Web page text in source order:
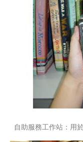
自助服務工作站：用